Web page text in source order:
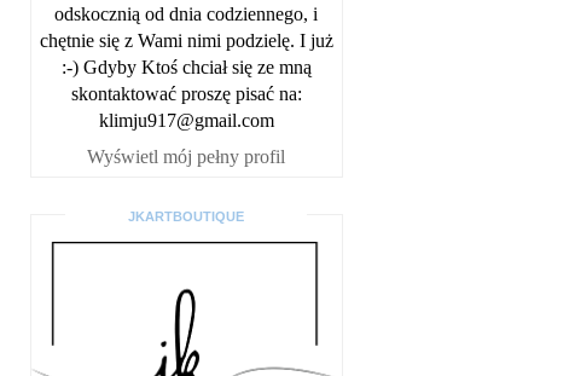
odskocznią od dnia codziennego, i
chętnie się z Wami nimi podzielę. I już
:-) Gdyby Ktoś chciał się ze mną
skontaktować proszę pisać na:
klimju917@gmail.com
Wyświetl mój pełny profil
JKARTBOUTIQUE